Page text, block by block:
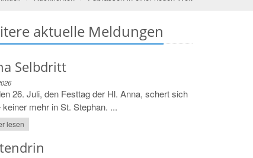
aktuelle Meldungen
Selbdritt
26. Juli, den Festtag der Hl. Anna, schert sich
keiner mehr in St. Stephan. ...
lesen